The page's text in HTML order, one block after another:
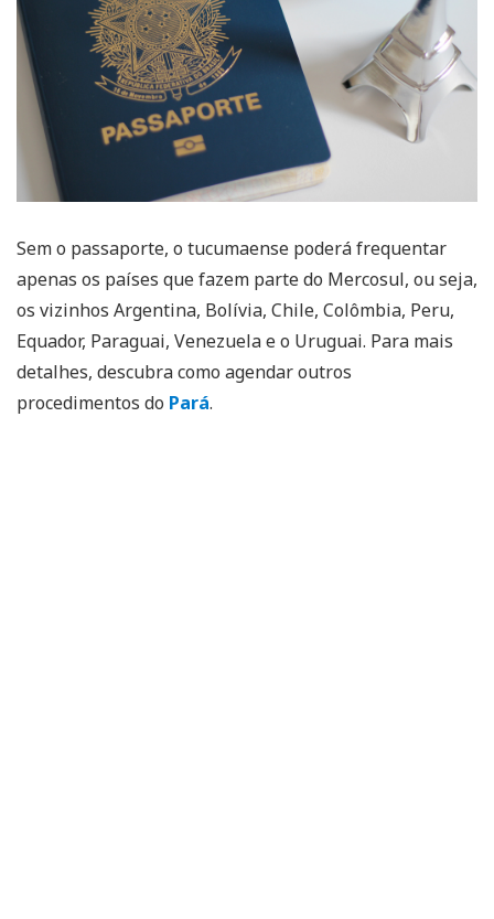
Sem o passaporte, o tucumaense poderá frequentar
apenas os países que fazem parte do Mercosul, ou seja,
os vizinhos Argentina, Bolívia, Chile, Colômbia, Peru,
Equador, Paraguai, Venezuela e o Uruguai. Para mais
detalhes, descubra como agendar outros
procedimentos do Pará.